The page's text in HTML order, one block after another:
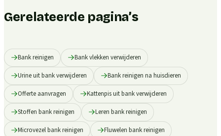
Gerelateerde pagina’s
Bank reinigen Bank vlekken verwijderen
Urine uit bank verwijderen Bank reinigen na huisdieren
Offerte aanvragen Kattenpis uit bank verwijderen
Stoffen bank reinigen Leren bank reinigen
Microvezel bank reinigen Fluwelen bank reinigen